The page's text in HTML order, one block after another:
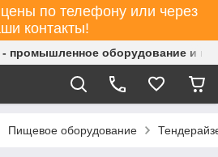
по телефону или через
контакты!
оборудование и
Пищевое оборудование